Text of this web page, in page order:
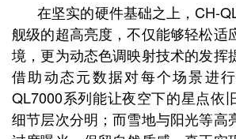
在坚实的硬件基础之上，CH-
舰级的超高亮度，不仅能够轻松适
境，更为动态色调映射技术的发挥
借助动态元数据对每个场景进
QL7000系列能让夜空下的星点依
细节层次分明；而雪地与阳光等高